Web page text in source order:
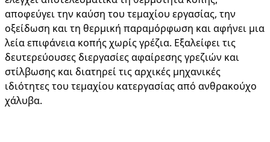
αποφεύγει την καύση του τεμαχίου εργασίας, την
οξείδωση και τη θερμική παραμόρφωση και αφήνει μια
λεία επιφάνεια κοπής χωρίς γρέζια. Εξαλείφει τις
δευτερεύουσες διεργασίες αφαίρεσης γρεζιών και
στίλβωσης και διατηρεί τις αρχικές μηχανικές
ιδιότητες του τεμαχίου κατεργασίας από ανθρακούχο
χάλυβα.